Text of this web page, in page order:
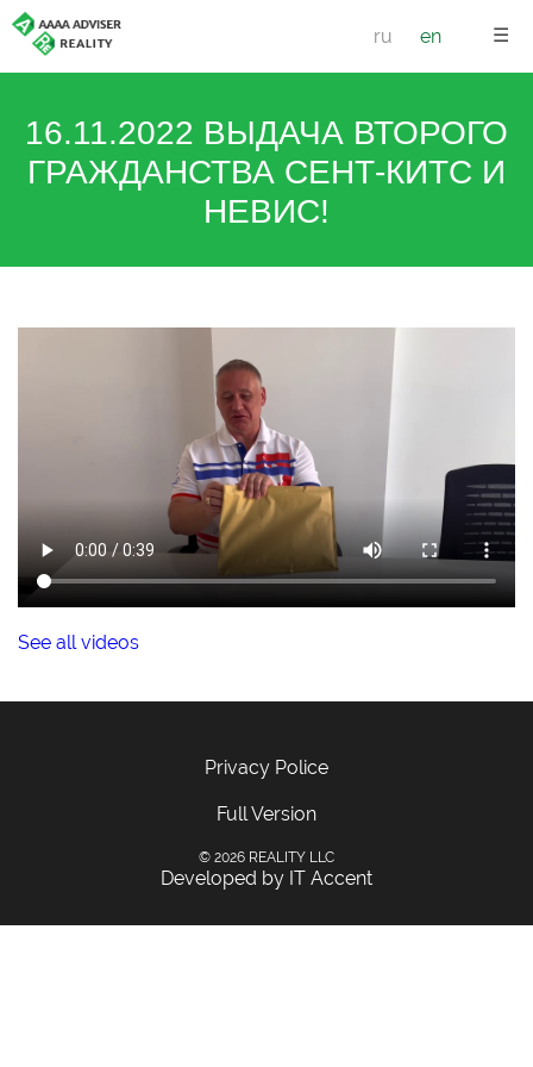
☰
ru en
16.11.2022 ВЫДАЧА ВТОРОГО
ГРАЖДАНСТВА СЕНТ-КИТС И
НЕВИС!
See all videos
Privacy Police
Full Version
© 2026 REALITY LLC
Developed by IT Accent